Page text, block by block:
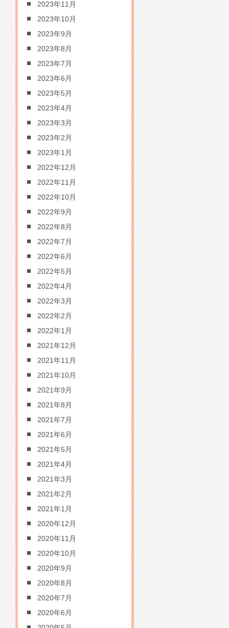
2023年11月
2023年10月
2023年9月
2023年8月
2023年7月
2023年6月
2023年5月
2023年4月
2023年3月
2023年2月
2023年1月
2022年12月
2022年11月
2022年10月
2022年9月
2022年8月
2022年7月
2022年6月
2022年5月
2022年4月
2022年3月
2022年2月
2022年1月
2021年12月
2021年11月
2021年10月
2021年9月
2021年8月
2021年7月
2021年6月
2021年5月
2021年4月
2021年3月
2021年2月
2021年1月
2020年12月
2020年11月
2020年10月
2020年9月
2020年8月
2020年7月
2020年6月